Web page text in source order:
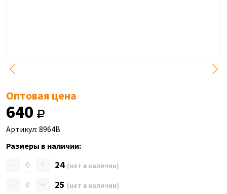
Оптовая цена
640
Артикул: 8964B
Размеры в наличии:
– + 24 (нет в наличии)
– + 25 (нет в наличии)